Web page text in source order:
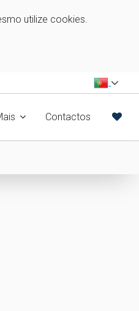
utilize cookies.
Contactos